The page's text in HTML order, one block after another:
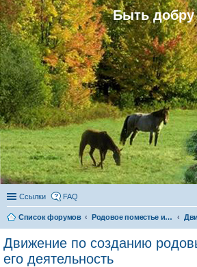
Быть добру
Ссылки FAQ
Список форумов Родовое поместье и родовое поселение
Движение по созданию
его деятельность